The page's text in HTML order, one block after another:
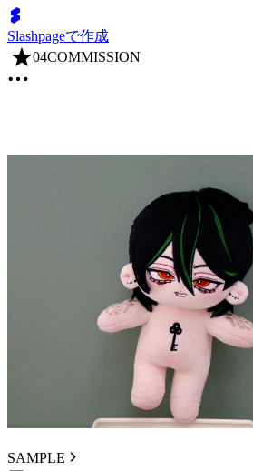
Slashpageで作成
04COMMISSION
SAMPLE